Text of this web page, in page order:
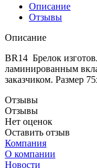
Описание
Отзывы
Описание
BR14 Брелок
ламинированным
заказчиком. Размер
Отзывы
Отзывы
Нет оценок
Оставить отзыв
Компания
О компании
Новости